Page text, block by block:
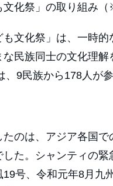
文化祭」の取り組み
文化祭」は、一時的
な民族同士の文化理
、9民族から178人が
のは、アジア各国
した。シャンティの
19号、令和元年8月九